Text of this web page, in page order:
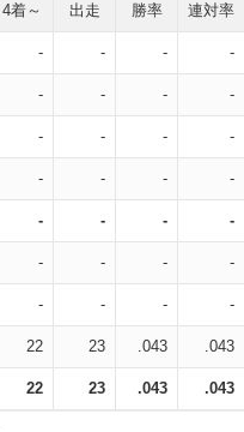
4着～ 出走 勝率 連対率
- - - -
- - - -
- - - -
- - - -
- - - -
- - - -
- - - -
22 23 .043 .043
22 23 .043 .043